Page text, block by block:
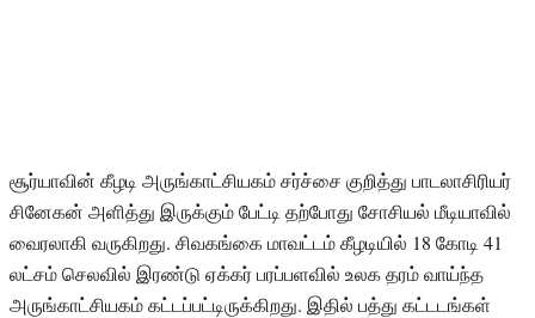
சூர்யாவின் கீழடி அருங்காட்சியகம் சர்ச்சை குறித்து பாடலாசிரியர்
சினேகன் அளித்து இருக்கும் பேட்டி தற்போது சோசியல் மீடியாவில்
வைரலாகி வருகிறது. சிவகங்கை மாவட்டம் கீழடியில் 18 கோடி 41
லட்சம் செலவில் இரண்டு ஏக்கர் பரப்பளவில் உலக தரம் வாய்ந்த
அருங்காட்சியகம் கட்டப்பட்டிருக்கிறது. இதில் பத்து கட்டடங்கள்